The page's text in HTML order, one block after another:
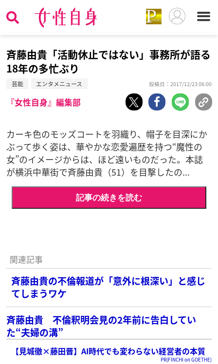
斉藤由貴「活動休止ではない」事務所が語る
18年の多忙ぶり
芸能 エンタメニュース 投稿日：2017/12/23 06:00
『女性自身』編集部
カーキ色のモッズコートを羽織り、帽子を目深にか
ぶって歩く姿は、華やかな恋愛遍歴を持つ“魔性の
女”のイメージからは、ほど遠いものだった。本誌
が横浜中華街で斉藤由貴（51）を目撃したの...
記事の続きを読む
関連記事
斉藤由貴の不倫報道が「意外に根深い」と感じ
てしまうワケ
斉藤由貴 不倫釈明会見の2年前に告白してい
た“夫婦の溝”
【見城徹×藤田晋】AI時代でも変わらない経営者の本質
PR(FINCHI on GOETHE)